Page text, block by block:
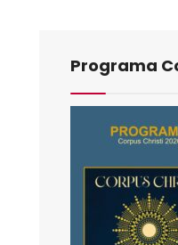
Programa